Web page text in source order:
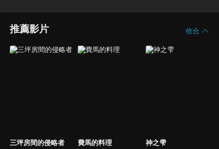
推薦影片 收合
三坪房間的侵略者 費馬的料理 神之雫